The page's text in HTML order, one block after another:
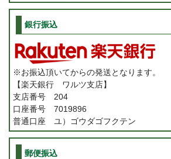
銀行振込
※お振込頂いてからの発送となります。
【楽天銀行 ワルツ支店】
支店番号 204
口座番号 7019896
普通口座 ユ）ゴウダゴフクテン
郵便振込